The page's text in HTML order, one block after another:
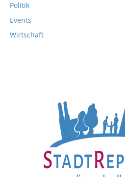
Politik
Events
Wirtschaft